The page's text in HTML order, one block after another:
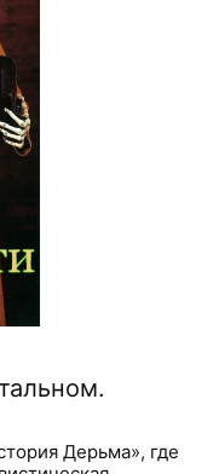
Дерьма», где